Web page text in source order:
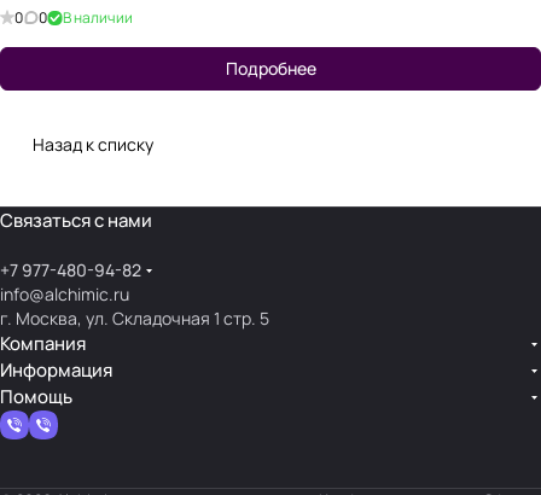
0 0 В наличии
Подробнее
Назад к списку
Связаться с нами
+7 977-480-94-82
info@alchimic.ru
г. Москва, ул. Складочная 1 стр. 5
Компания
Информация
Помощь